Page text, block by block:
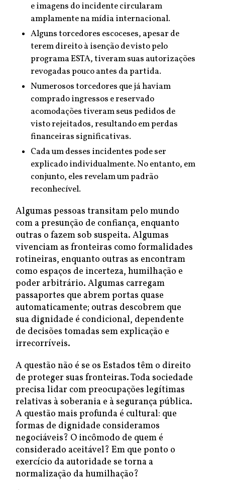
e imagens do incidente circularam
amplamente na mídia internacional.
Alguns torcedores escoceses, apesar de
terem direito à isenção de visto pelo
programa ESTA, tiveram suas autorizações
revogadas pouco antes da partida.
Numerosos torcedores que já haviam
comprado ingressos e reservado
acomodações tiveram seus pedidos de
visto rejeitados, resultando em perdas
financeiras significativas.
Cada um desses incidentes pode ser
explicado individualmente. No entanto, em
conjunto, eles revelam um padrão
reconhecível.
Algumas pessoas transitam pelo mundo
com a presunção de confiança, enquanto
outras o fazem sob suspeita. Algumas
vivenciam as fronteiras como formalidades
rotineiras, enquanto outras as encontram
como espaços de incerteza, humilhação e
poder arbitrário. Algumas carregam
passaportes que abrem portas quase
automaticamente; outras descobrem que
sua dignidade é condicional, dependente
de decisões tomadas sem explicação e
irrecorríveis.
A questão não é se os Estados têm o direito
de proteger suas fronteiras. Toda sociedade
precisa lidar com preocupações legítimas
relativas à soberania e à segurança pública.
A questão mais profunda é cultural: que
formas de dignidade consideramos
negociáveis? O incômodo de quem é
considerado aceitável? Em que ponto o
exercício da autoridade se torna a
normalização da humilhação?